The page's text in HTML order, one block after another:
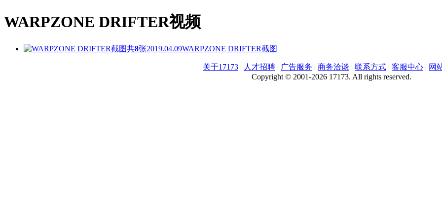
WARPZONE DRIFTER视频
共8张2019.04.09WARPZONE DRIFTER截图
关于17173 | 人才招聘 | 广告服务 | 商务洽谈 | 联系方式 | 客服中心 | 网
Copyright © 2001-2026 17173. All rights reserved.